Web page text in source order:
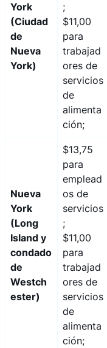
York
(Ciudad
de
Nueva
York)
;
$11,00
para
trabajad
ores de
servicios
de
alimenta
ción;
Nueva
York
(Long
Island y
condado
de
Westch
ester)
$13,75
para
emplead
os de
servicios
;
$11,00
para
trabajad
ores de
servicios
de
alimenta
ción;